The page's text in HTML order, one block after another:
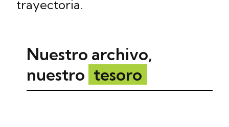
trayectoria.
Nuestro archivo,
nuestro tesoro